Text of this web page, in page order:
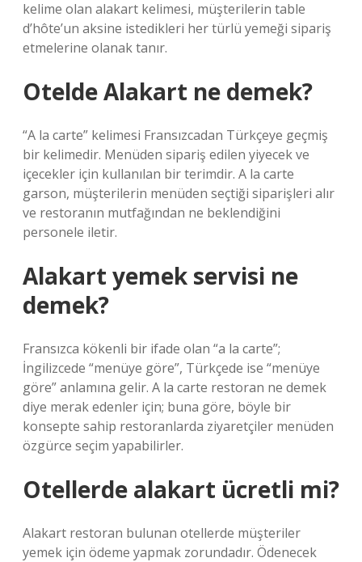
kelime olan alakart kelimesi, müşterilerin table
d’hôte’un aksine istedikleri her türlü yemeği sipariş
etmelerine olanak tanır.
Otelde Alakart ne demek?
“A la carte” kelimesi Fransızcadan Türkçeye geçmiş
bir kelimedir. Menüden sipariş edilen yiyecek ve
içecekler için kullanılan bir terimdir. A la carte
garson, müşterilerin menüden seçtiği siparişleri alır
ve restoranın mutfağından ne beklendiğini
personele iletir.
Alakart yemek servisi ne
demek?
Fransızca kökenli bir ifade olan “a la carte”;
İngilizcede “menüye göre”, Türkçede ise “menüye
göre” anlamına gelir. A la carte restoran ne demek
diye merak edenler için; buna göre, böyle bir
konsepte sahip restoranlarda ziyaretçiler menüden
özgürce seçim yapabilirler.
Otellerde alakart ücretli mi?
Alakart restoran bulunan otellerde müşteriler
yemek için ödeme yapmak zorundadır. Ödenecek